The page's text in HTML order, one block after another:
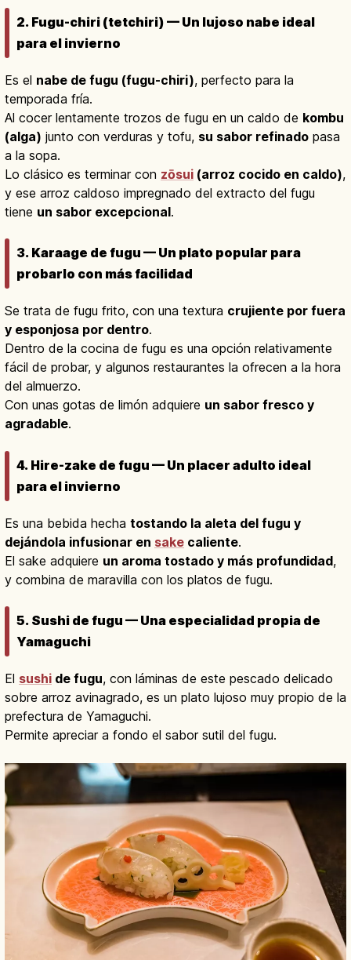
2. Fugu-chiri (tetchiri) — Un lujoso nabe ideal
para el invierno
Es el nabe de fugu (fugu-chiri), perfecto para la
temporada fría.
Al cocer lentamente trozos de fugu en un caldo de kombu
(alga) junto con verduras y tofu, su sabor refinado pasa
a la sopa.
Lo clásico es terminar con zōsui (arroz cocido en caldo),
y ese arroz caldoso impregnado del extracto del fugu
tiene un sabor excepcional.
3. Karaage de fugu — Un plato popular para
probarlo con más facilidad
Se trata de fugu frito, con una textura crujiente por fuera
y esponjosa por dentro.
Dentro de la cocina de fugu es una opción relativamente
fácil de probar, y algunos restaurantes la ofrecen a la hora
del almuerzo.
Con unas gotas de limón adquiere un sabor fresco y
agradable.
4. Hire-zake de fugu — Un placer adulto ideal
para el invierno
Es una bebida hecha tostando la aleta del fugu y
dejándola infusionar en sake caliente.
El sake adquiere un aroma tostado y más profundidad,
y combina de maravilla con los platos de fugu.
5. Sushi de fugu — Una especialidad propia de
Yamaguchi
El sushi de fugu, con láminas de este pescado delicado
sobre arroz avinagrado, es un plato lujoso muy propio de la
prefectura de Yamaguchi.
Permite apreciar a fondo el sabor sutil del fugu.